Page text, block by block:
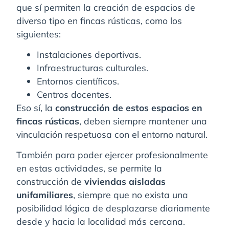
que sí permiten la creación de espacios de
diverso tipo en fincas rústicas, como los
siguientes:
Instalaciones deportivas.
Infraestructuras culturales.
Entornos científicos.
Centros docentes.
Eso sí, la construcción de estos espacios en
fincas rústicas, deben siempre mantener una
vinculación respetuosa con el entorno natural.
También para poder ejercer profesionalmente
en estas actividades, se permite la
construcción de viviendas aisladas
unifamiliares, siempre que no exista una
posibilidad lógica de desplazarse diariamente
desde y hacia la localidad más cercana.